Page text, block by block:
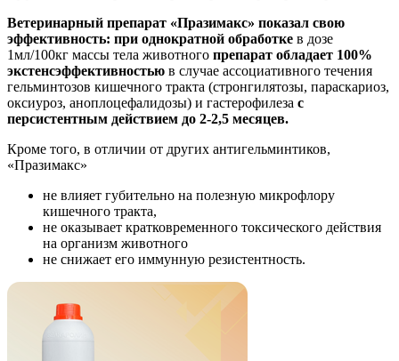
Ветеринарный препарат «Празимакс» показал свою
эффективность: при однократной обработке в дозе
1мл/100кг массы тела животного препарат обладает 100%
экстенсэффективностью в случае ассоциативного течения
гельминтозов кишечного тракта (стронгилятозы, параскариоз,
оксиуроз, аноплоцефалидозы) и гастерофилеза с
персистентным действием до 2-2,5 месяцев.
Кроме того, в отличии от других антигельминтиков,
«Празимакс»
не влияет губительно на полезную микрофлору
кишечного тракта,
не оказывает кратковременного токсического действия
на организм животного
не снижает его иммунную резистентность.